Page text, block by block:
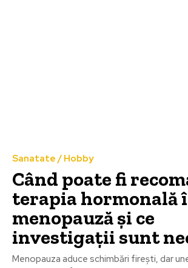
Sanatate / Hobby
Când poate fi
terapia hormonală
menopauză și ce
investigații sunt
Menopauza aduce schimbări firești, dar